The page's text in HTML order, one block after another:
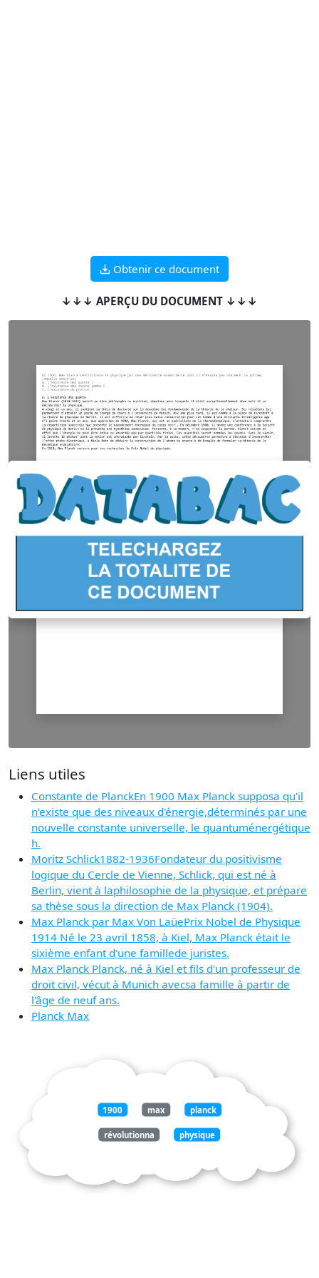
Obtenir ce document
↓↓↓ APERÇU DU DOCUMENT ↓↓↓
Liens utiles
Constante de PlanckEn 1900 Max Planck supposa qu'il
n'existe que des niveaux d'énergie,déterminés par une
nouvelle constante universelle, le quantuménergétique
h.
Moritz Schlick1882-1936Fondateur du positivisme
logique du Cercle de Vienne, Schlick, qui est né à
Berlin, vient à laphilosophie de la physique, et prépare
sa thèse sous la direction de Max Planck (1904).
Max Planck par Max Von LaüePrix Nobel de Physique
1914 Né le 23 avril 1858, à Kiel, Max Planck était le
sixième enfant d'une famillede juristes.
Max Planck Planck, né à Kiel et fils d'un professeur de
droit civil, vécut à Munich avecsa famille à partir de
l'âge de neuf ans.
Planck Max
1900 max planck
révolutionna physique
vraiment portée